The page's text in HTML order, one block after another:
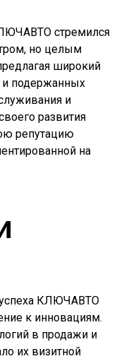
стремился
но целым
широкий
и подержанных
и
развития
репутацию
на
КЛЮЧАВТО
к инновациям.
в продажи и
их визитной